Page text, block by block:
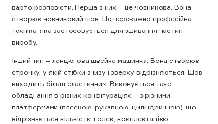
варто розповісти. Перша з них – це човникова. Вона
створює човниковий шов. Це переважно професійна
техніка, яка застосовується для зшивання частин
виробу.
Інший тип – ланцюгова швейна машинка. Вона створює
строчку, у якій стібки знизу і зверху відрізняються. Шов
виходить більш еластичним. Виконується таке
обладнання в різних конфігураціях – з різними
платформами (плоскою, рукавною, циліндричною), що
відрізняється кількістю голок, комплектацією